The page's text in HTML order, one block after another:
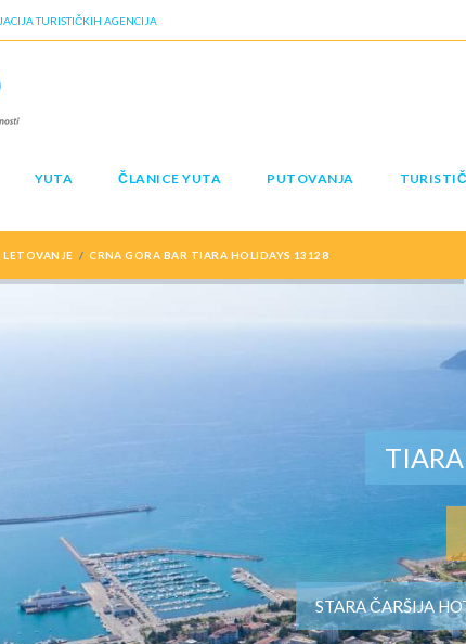
TURISTIČKIH AGENCIJA
YUTA ČLANICE YUTA PUTOVANJA
LETOVANJE CRNA GORA BAR TIARA HOLIDAYS 13128
STARA ČARŠIJA